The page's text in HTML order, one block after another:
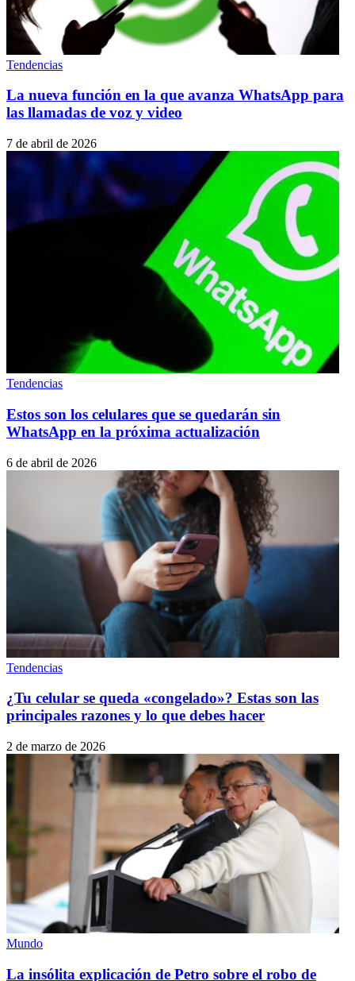
Tendencias
La nueva función en la que avanza WhatsApp para
las llamadas de voz y video
7 de abril de 2026
Tendencias
Estos son los celulares que se quedarán sin
WhatsApp en la próxima actualización
6 de abril de 2026
Tendencias
¿Tu celular se queda «congelado»? Estas son las
principales razones y lo que debes hacer
2 de marzo de 2026
Mundo
La insólita explicación de Petro sobre el robo de